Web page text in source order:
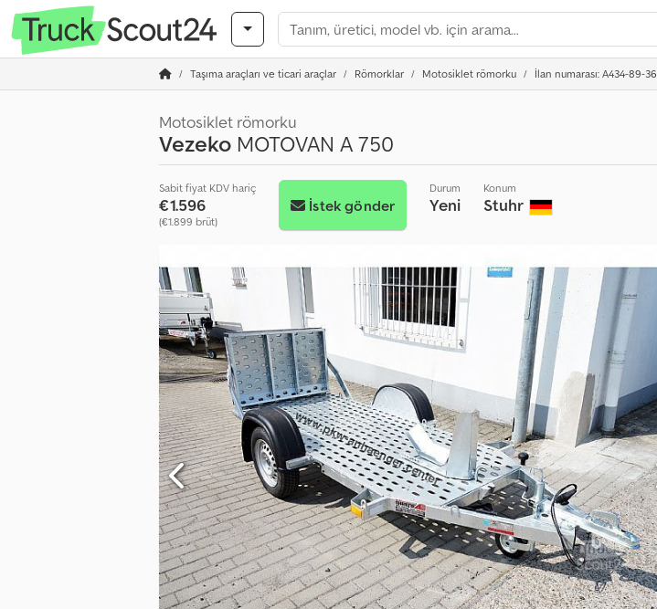
Taşıma araçları ve ticari araçlar Römorklar Motosiklet römorku İlan numarası: A434-89-36
Motosiklet römorku
Vezeko MOTOVAN A 750
Sabit fiyat KDV hariç
€1.596
(€1.899 brüt)
İstek gönder
Durum
Yeni
Konum
Stuhr